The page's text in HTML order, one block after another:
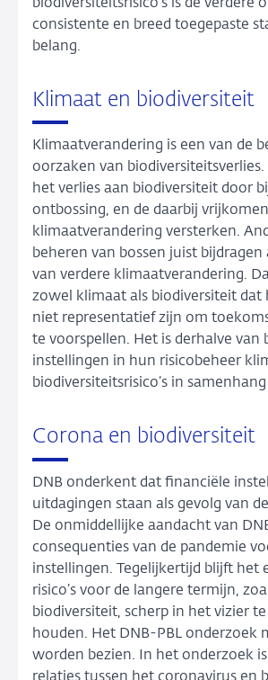
biodiversiteitsrisico’s is de verdere
consistente en breed toegepaste
belang.
Klimaat en biodiversiteit
Klimaatverandering is een van de
oorzaken van
het verlies aan biodiversiteit door
ontbossing, en de daarbij
klimaatverandering versterken.
beheren van bossen juist
van verdere klimaatverandering.
zowel klimaat als biodiversiteit dat
niet representatief zijn om
te voorspellen. Het is derhalve van
instellingen in hun risicobeheer
biodiversiteitsrisico’s in
Corona en biodiversiteit
DNB onderkent dat financiële
uitdagingen staan als gevolg van
De onmiddellijke aandacht van
consequenties van de pandemie
instellingen. Tegelijkertijd blijft het
risico’s voor de langere termijn,
biodiversiteit, scherp in het vizier
houden. Het DNB-PBL onderzoek
worden bezien. In het onderzoek